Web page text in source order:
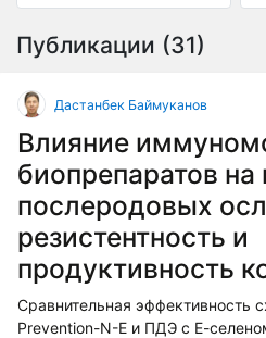
Публикации (31)
Дастанбек Баймуканов
Влияние
биопрепаратов
послеродовых
резистентность и
продуктивность
Сравнительная эффективность
Prevention-N-E и ПДЭ с Е-